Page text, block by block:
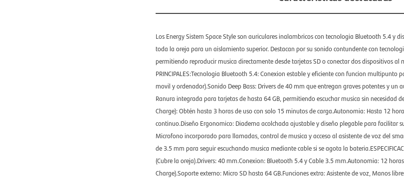
Los Energy Sistem Space Style son auriculares inalambricos con tecnologia Bluetooth 5.4 y
toda la oreja para un aislamiento superior. Destacan por su sonido contundente con
permitiendo reproducir musica directamente desde tarjetas SD o conectar dos dispositivos al
PRINCIPALES:Tecnologia Bluetooth 5.4: Conexion estable y eficiente con funcion multipunto
movil y ordenador).Sonido Deep Bass: Drivers de 40 mm que entregan graves potentes y un
Ranura integrada para tarjetas de hasta 64 GB, permitiendo escuchar musica sin necesidad
Charge): Obtén hasta 3 horas de uso con solo 15 minutos de carga.Autonomia: Hasta 12
continuo.Diseño Ergonomico: Diadema acolchada ajustable y diseño plegable para facilitar
Microfono incorporado para llamadas, control de musica y acceso al asistente de voz del
de 3.5 mm para seguir escuchando musica mediante cable si se agota la
(Cubre la oreja).Drivers: 40 mm.Conexion: Bluetooth 5.4 y Cable 3.5 mm.Autonomia: 12
Charge).Soporte externo: Micro SD hasta 64 GB.Funciones extra: Asistente de voz, Manos